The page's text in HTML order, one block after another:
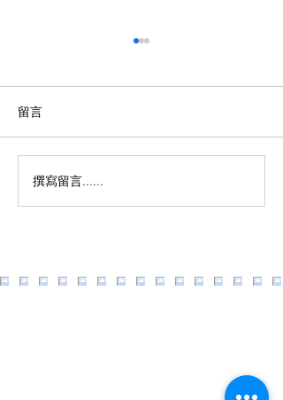
看到“齊頭水”你還有多少
時間可以往高處逃？
留言
撰寫留言......